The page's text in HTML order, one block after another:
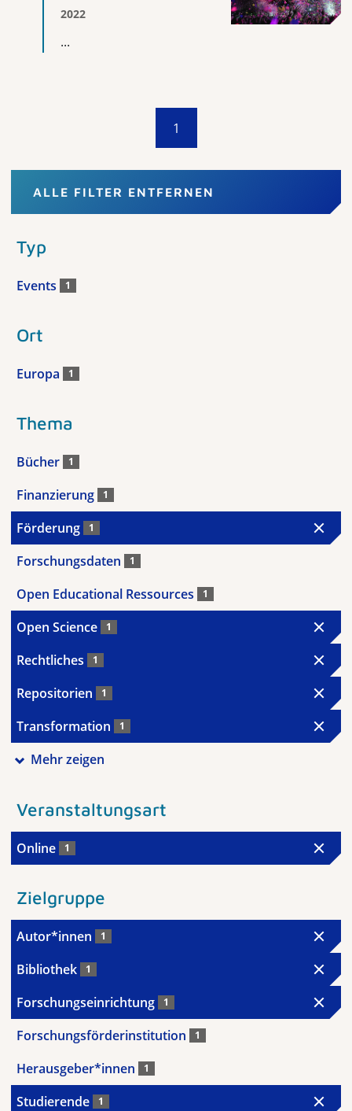
2022
...
1
ALLE FILTER ENTFERNEN
Typ
Events 1
Ort
Europa 1
Thema
Bücher 1
Finanzierung 1
Förderung 1
Forschungsdaten 1
Open Educational Ressources 1
Open Science 1
Rechtliches 1
Repositorien 1
Transformation 1
Mehr zeigen
Veranstaltungsart
Online 1
Zielgruppe
Autor*innen 1
Bibliothek 1
Forschungseinrichtung 1
Forschungsförderinstitution 1
Herausgeber*innen 1
Studierende 1